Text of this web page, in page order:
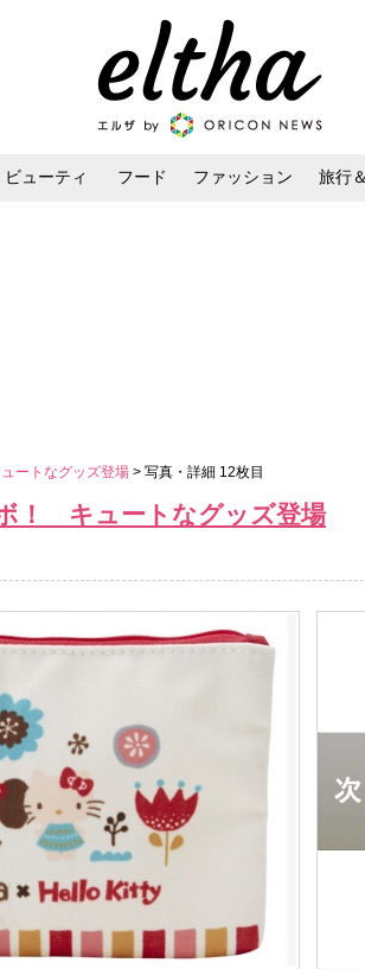
ビューティ フード ファッション 旅行
ートなグッズ登場 > 写真・詳細 12枚目
！ キュートなグッズ登場